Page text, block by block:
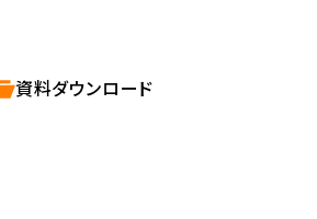
資料ダウンロード